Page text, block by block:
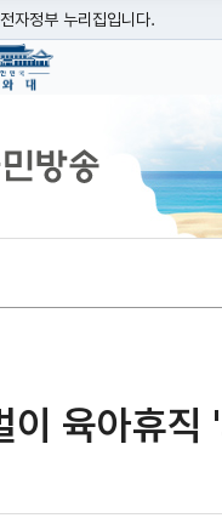
자정부 누리집입니다.
메인 주소를 사용하고 있다면
이 육아휴직